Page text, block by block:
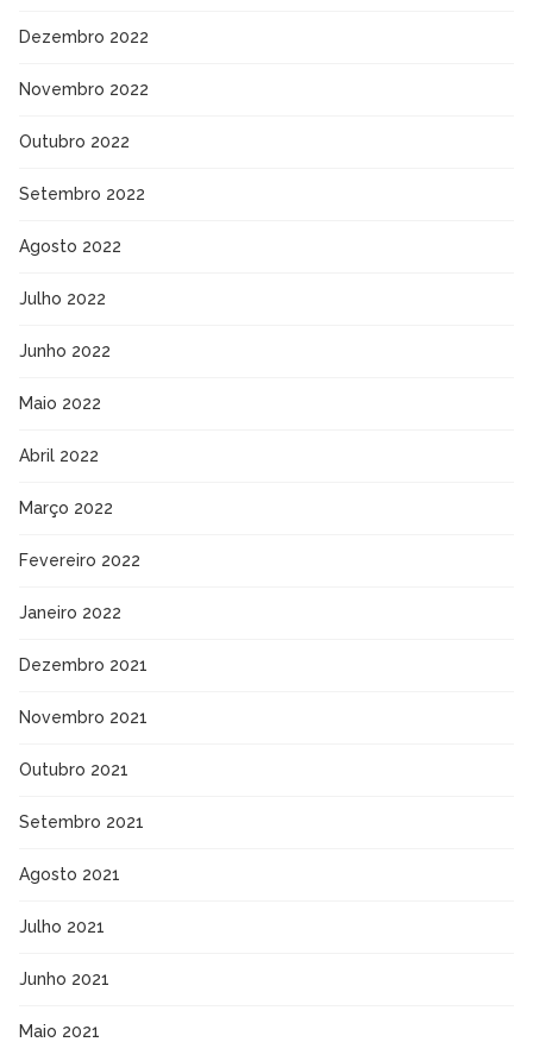
Dezembro 2022
Novembro 2022
Outubro 2022
Setembro 2022
Agosto 2022
Julho 2022
Junho 2022
Maio 2022
Abril 2022
Março 2022
Fevereiro 2022
Janeiro 2022
Dezembro 2021
Novembro 2021
Outubro 2021
Setembro 2021
Agosto 2021
Julho 2021
Junho 2021
Maio 2021